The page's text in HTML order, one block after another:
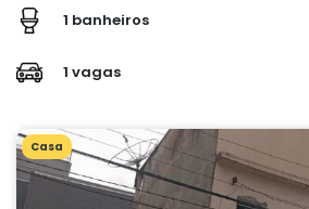
1 banheiros
1 vagas
Casa